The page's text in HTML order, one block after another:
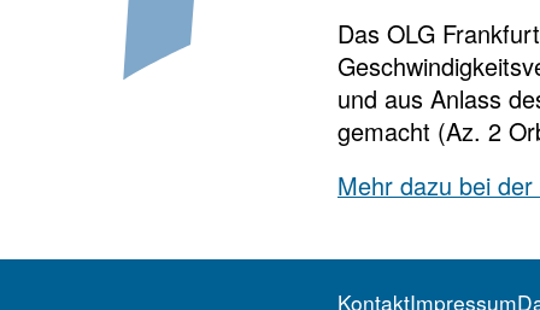
Das OLG
und aus Anlass
gemacht (Az. 2
Mehr dazu bei
KontaktImpressum